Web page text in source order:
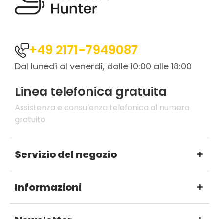
+49 2171-7949087
Dal lunedì al venerdì, dalle 10:00 alle 18:00
Linea telefonica gratuita
Assistenza e consulenza telefonica al numero
gratuito
Servizio del negozio
Informazioni